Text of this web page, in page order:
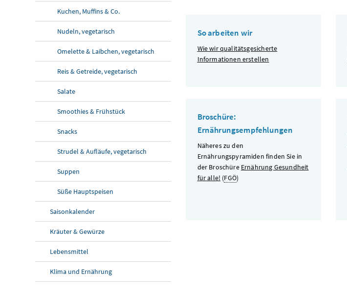
Kuchen, Muffins & Co.
Nudeln, vegetarisch
Omelette & Laibchen, vegetarisch
Reis & Getreide, vegetarisch
Salate
Smoothies & Frühstück
Snacks
Strudel & Aufläufe, vegetarisch
Suppen
Süße Hauptspeisen
Saisonkalender
Kräuter & Gewürze
Lebensmittel
Klima und Ernährung
So arbeiten wir
Wie wir qualitätsgesicherte
Informationen erstellen
Broschüre:
Ernährungsempfehlungen
Näheres zu den
Ernährungspyramiden finden Sie in
der Broschüre Ernährung Gesundheit
für alle! (FGÖ)